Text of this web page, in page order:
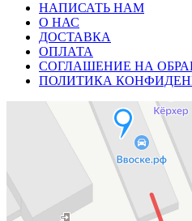
НАПИСАТЬ НАМ
О НАС
ДОСТАВКА
ОПЛАТА
СОГЛАШЕНИЕ НА
ПОЛИТИКА